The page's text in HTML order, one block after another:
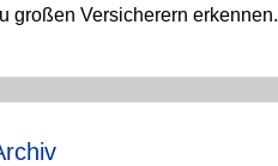
großen Versicherern erkennen.